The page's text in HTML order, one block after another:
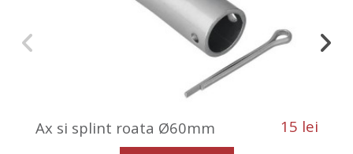
Ax si splint roata Ø60mm 15 lei